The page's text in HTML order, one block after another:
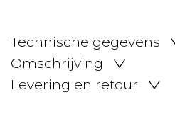
Technische gegevens
Omschrijving
Levering en retour